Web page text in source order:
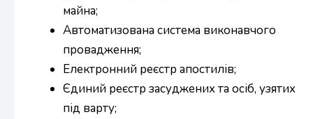
майна;
Автоматизована система виконавчого
провадження;
Електронний реєстр апостилів;
Єдиний реєстр засуджених та осіб, узятих
під варту;